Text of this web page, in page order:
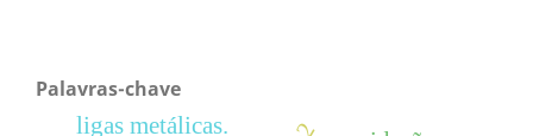
Palavras-chave
ligas metálicas.